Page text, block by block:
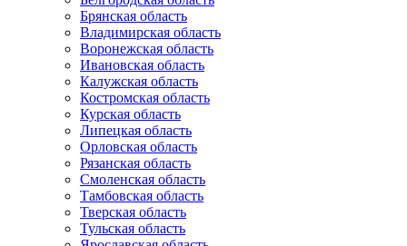
Брянская область
Владимирская область
Воронежская область
Ивановская область
Калужская область
Костромская область
Курская область
Липецкая область
Орловская область
Рязанская область
Смоленская область
Тамбовская область
Тверская область
Тульская область